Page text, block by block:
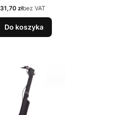
złbez VAT
Do koszyka